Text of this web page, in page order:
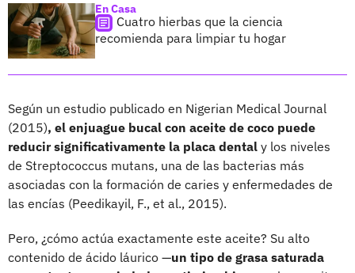
En Casa
Cuatro hierbas que la ciencia
recomienda para limpiar tu hogar
Según un estudio publicado en Nigerian Medical Journal
(2015), el enjuague bucal con aceite de coco puede
reducir significativamente la placa dental y los niveles
de Streptococcus mutans, una de las bacterias más
asociadas con la formación de caries y enfermedades de
las encías (Peedikayil, F., et al., 2015).
Pero, ¿cómo actúa exactamente este aceite? Su alto
contenido de ácido láurico —un tipo de grasa saturada